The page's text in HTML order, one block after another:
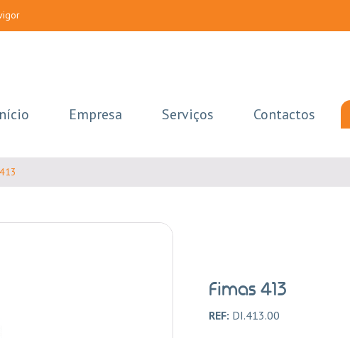
Empresa Serviços Contactos
Fimas 413
REF: DI.413.00